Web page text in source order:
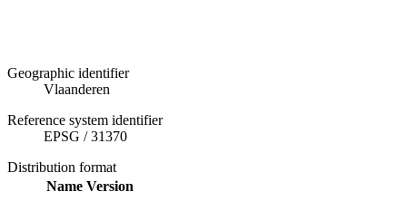
Geographic identifier
Vlaanderen
Reference system identifier
EPSG /31370
Distribution format
Name Version